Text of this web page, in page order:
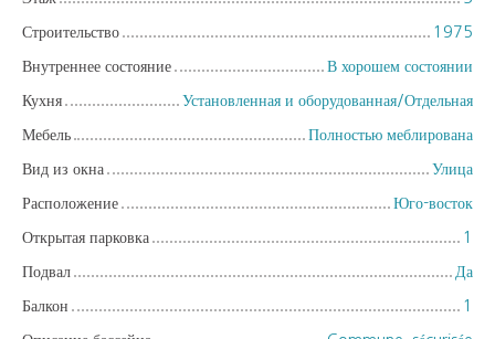
Строительство 1975
Внутреннее состояние В хорошем состоянии
Кухня Установленная и оборудованная/Отдельная
Мебель Полностью меблирована
Вид из окна Улица
Расположение Юго-восток
Открытая парковка 1
Подвал Да
Балкон 1